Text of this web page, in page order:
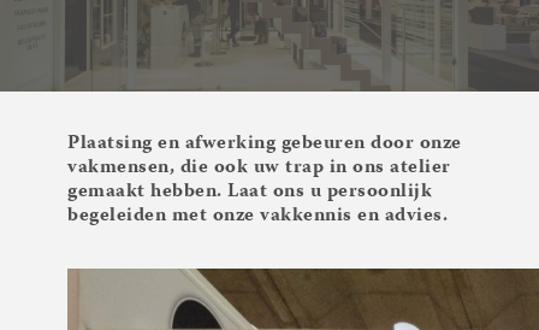
Plaatsing en afwerking gebeuren door onze
vakmensen, die ook uw trap in ons atelier
gemaakt hebben. Laat ons u persoonlijk
begeleiden met onze vakkennis en advies.